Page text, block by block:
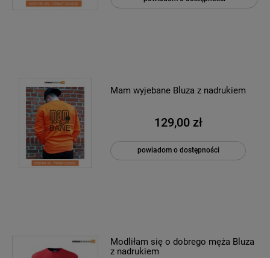
Mam wyjebane Bluza z nadrukiem
129,00 zł
powiadom o dostępności
Modliłam się o dobrego męża Bluza
z nadrukiem